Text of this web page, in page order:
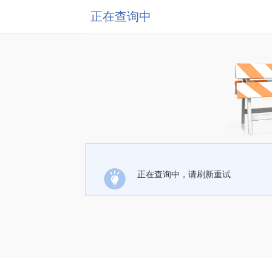
正在查询中
正在查询中，请刷新重试